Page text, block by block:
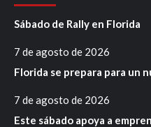
Sábado de Rally en Florida
7 de agosto de 2026
Florida se prepara para un
7 de agosto de 2026
Este sábado apoya a